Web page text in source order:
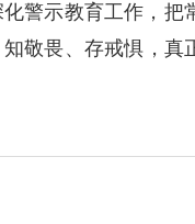
警示教育工作，
敬畏、存戒惧，真